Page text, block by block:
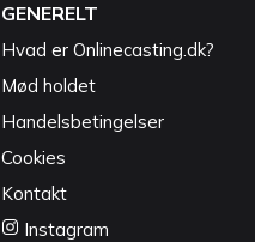
GENERELT
Hvad er Onlinecasting.dk?
Mød holdet
Handelsbetingelser
Cookies
Kontakt
Instagram